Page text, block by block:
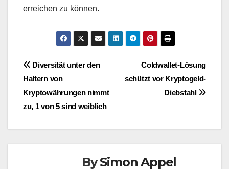
erreichen zu können.
Beitrags-
Navigation
Coldwallet-Lösung
schützt vor Kryptogeld-
Diebstahl
Diversität unter den
Haltern von
Kryptowährungen nimmt
zu, 1 von 5 sind weiblich
BySimon Appel